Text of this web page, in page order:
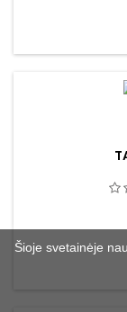
Šioje svetainėje